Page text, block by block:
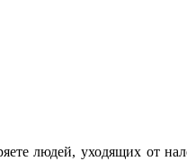
людей, уходящих от